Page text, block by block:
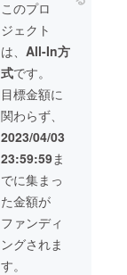
姉妹で
一緒に
参加し
ていた
だけま
す ー日
程 ：
2023年
８月予
定 ー視
聴ツー
ル：
zoom
ー所要
時間：
45分 ー
内容：
みんな
HPに紹
介しま
す。
（期間
は6ヶ月
といた
しま
す） オ
ンライ
ン取材
に関し
て、ク
ラウド
ファン
ディン
グ終了
後に、
このプロ
ジェクト
は、 All-In方
式です。
目標金額に
関わらず、
2023/04/03
23:59:59ま
でに集まっ
た金額が
ファンディ
ングされま
す。